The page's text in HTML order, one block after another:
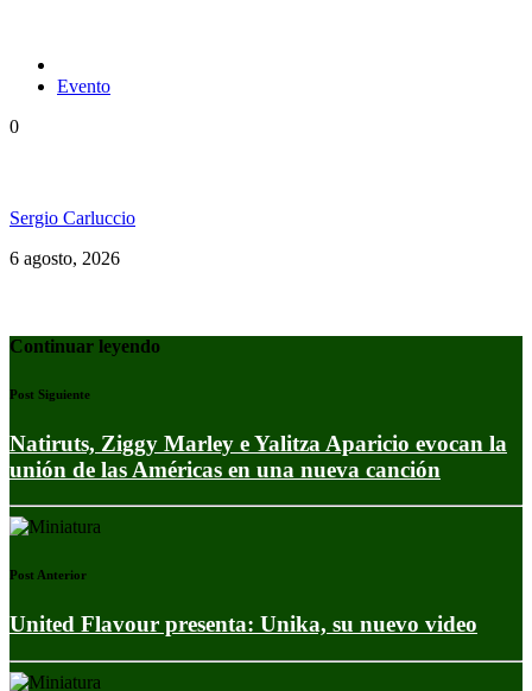
Evento
0
Sergio Carluccio
6 agosto, 2026
Continuar leyendo
Post Siguiente
Natiruts, Ziggy Marley e Yalitza Aparicio evocan la
unión de las Américas en una nueva canción
Post Anterior
United Flavour presenta: Unika, su nuevo video